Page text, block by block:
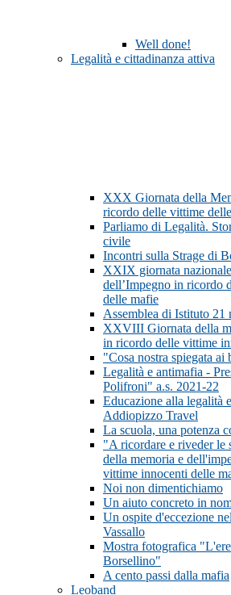
Well done!
Legalità e cittadinanza attiva
XXX Giornata della
ricordo delle vittime
Parliamo di Legalità.
civile
Incontri sulla Strage di
XXIX giornata
dell’Impegno in ricordo
delle mafie
Assemblea di Istituto 21
XXVIII Giornata della
in ricordo delle vittime
"Cosa nostra spiegata ai
Legalità e antimafia -
Polifroni" a.s. 2021-22
Educazione alla legalità
Addiopizzo Travel
La scuola, una potenza
"A ricordare e riveder
della memoria e
vittime innocenti delle
Noi non dimentichiamo
Un aiuto concreto in
Un ospite d'eccezione
Vassallo
Mostra fotografica
Borsellino"
A cento passi dalla mafia
Leoband